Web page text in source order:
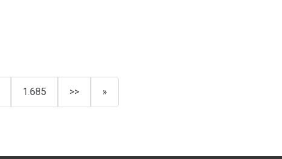
1.685 >> »